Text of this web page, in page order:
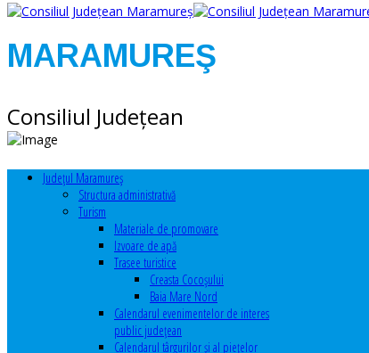
MARAMUREŞ
Consiliul Judeţean
Judeţul Maramureş
Structura administrativă
Turism
Materiale de promovare
Izvoare de apă
Trasee turistice
Creasta Cocoșului
Baia Mare Nord
Calendarul evenimentelor de interes
public judeţean
Calendarul târgurilor şi al pieţelor